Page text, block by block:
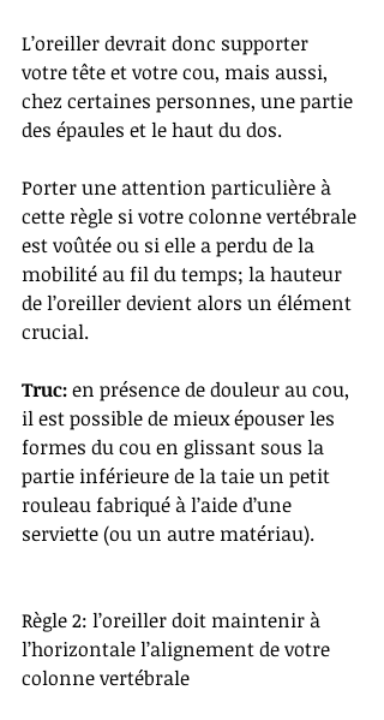
L’oreiller devrait donc supporter
votre tête et votre cou, mais aussi,
chez certaines personnes, une partie
des épaules et le haut du dos.
Porter une attention particulière à
cette règle si votre colonne vertébrale
est voûtée ou si elle a perdu de la
mobilité au fil du temps; la hauteur
de l’oreiller devient alors un élément
crucial.
Truc: en présence de douleur au cou,
il est possible de mieux épouser les
formes du cou en glissant sous la
partie inférieure de la taie un petit
rouleau fabriqué à l’aide d’une
serviette (ou un autre matériau).
Règle 2: l’oreiller doit maintenir à
l’horizontale l’alignement de votre
colonne vertébrale